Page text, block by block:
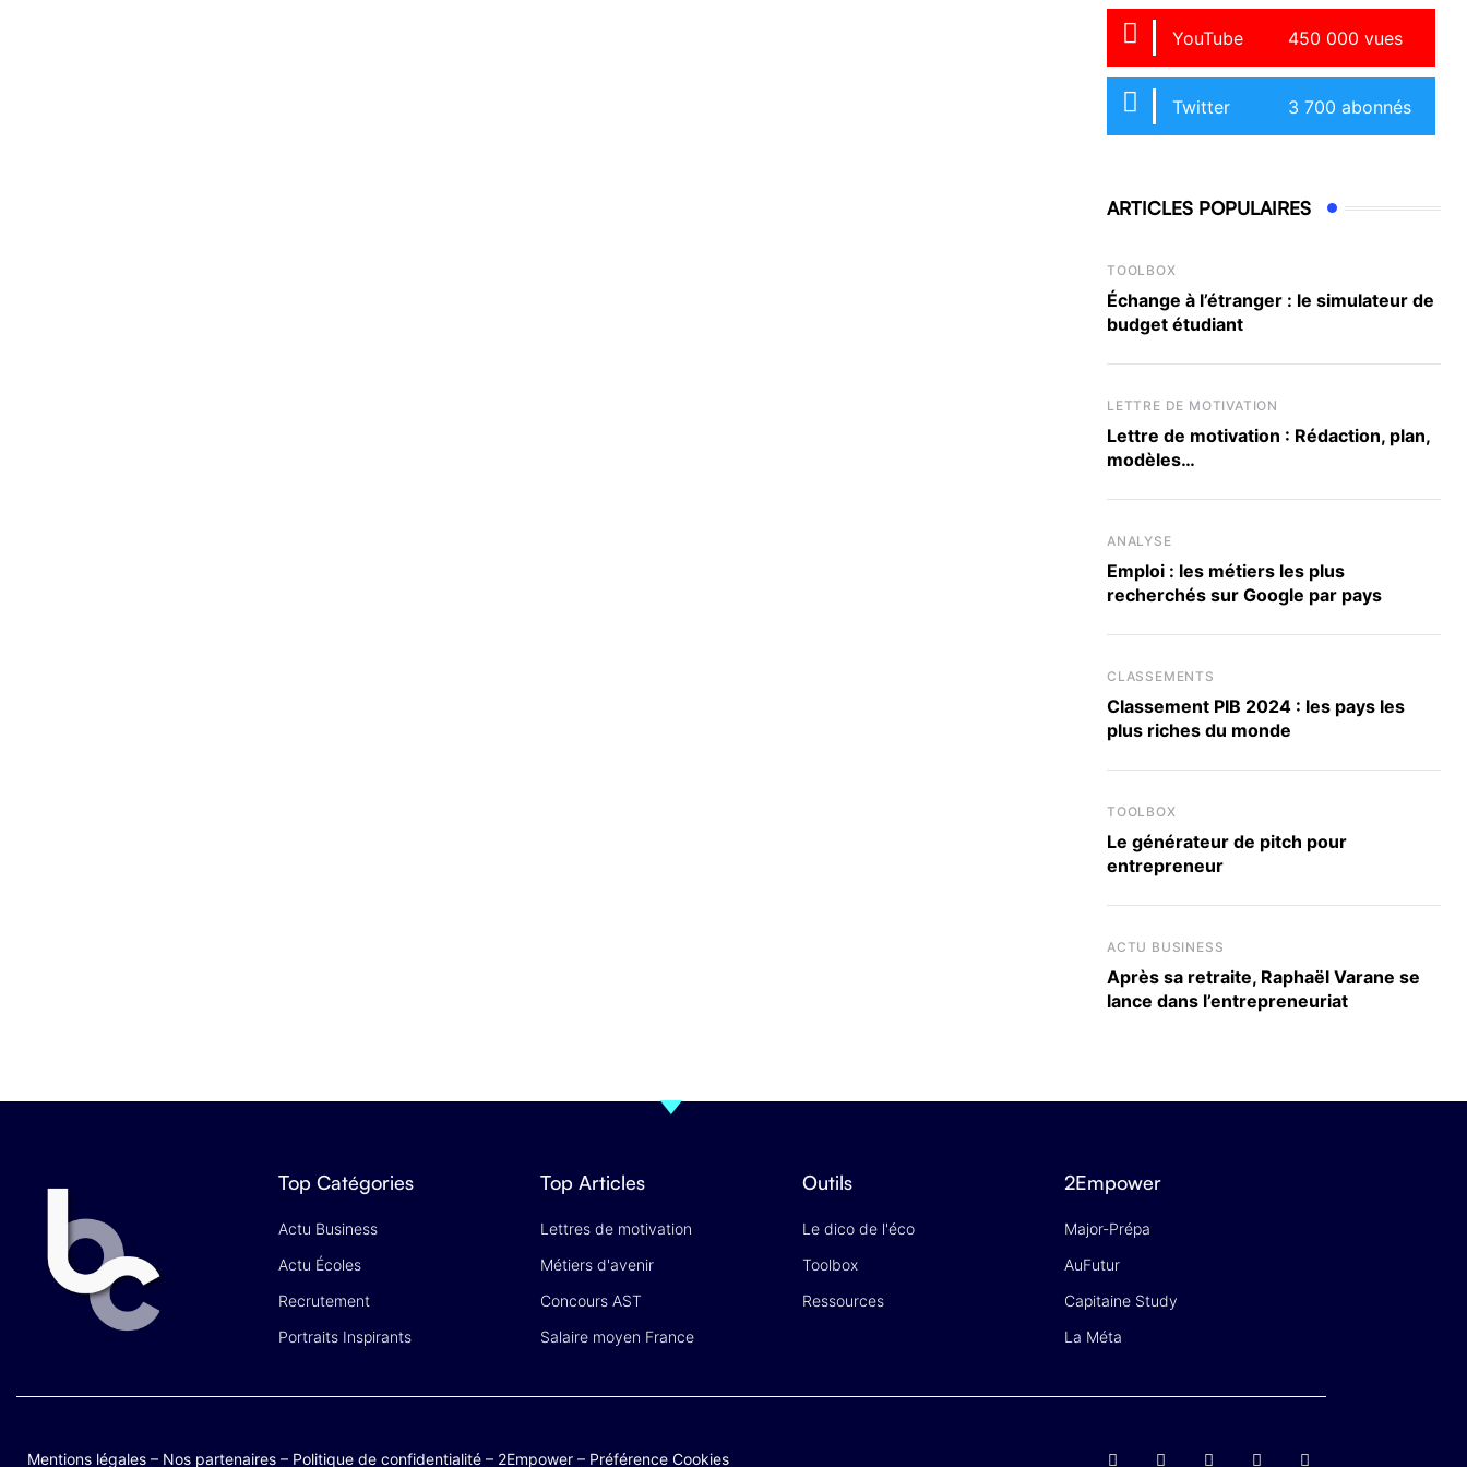
YouTube 450 000 vues
Twitter 3 700 abonnés
ARTICLES POPULAIRES
TOOLBOX
Échange à l’étranger : le simulateur de
budget étudiant
LETTRE DE MOTIVATION
Lettre de motivation : Rédaction, plan,
modèles…
ANALYSE
Emploi : les métiers les plus
recherchés sur Google par pays
CLASSEMENTS
Classement PIB 2024 : les pays les
plus riches du monde
TOOLBOX
Le générateur de pitch pour
entrepreneur
ACTU BUSINESS
Après sa retraite, Raphaël Varane se
lance dans l’entrepreneuriat
Top Catégories
Actu Business
Actu Écoles
Recrutement
Portraits Inspirants
Top Articles
Lettres de motivation
Métiers d'avenir
Concours AST
Salaire moyen France
Outils
Le dico de l'éco
Toolbox
Ressources
2Empower
Major-Prépa
AuFutur
Capitaine Study
La Méta
Mentions légales – Nos partenaires – Politique de confidentialité – 2Empower – Préférence Cookies